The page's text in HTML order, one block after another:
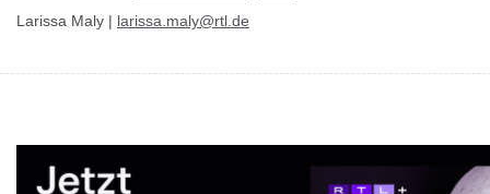
Larissa Maly | larissa.maly@rtl.de